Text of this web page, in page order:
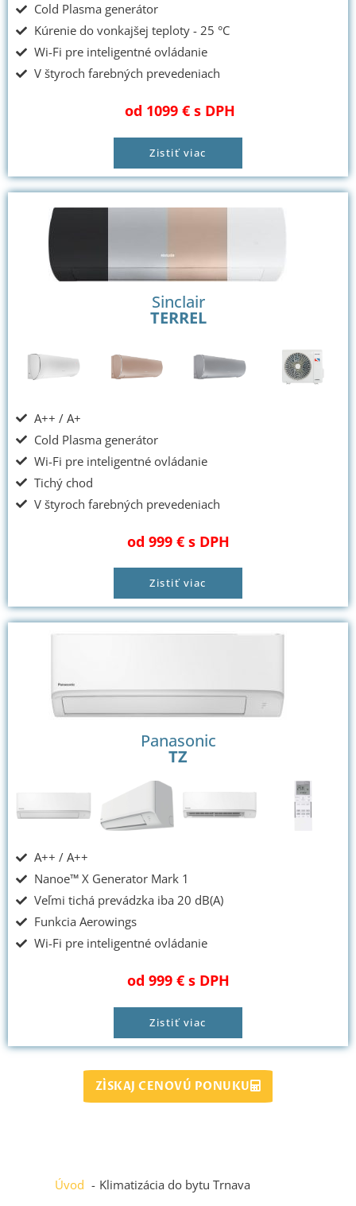
Cold Plasma generátor
Kúrenie do vonkajšej teploty - 25 °C
Wi-Fi pre inteligentné ovládanie
V štyroch farebných prevedeniach
od 1099 € s DPH
Zistiť viac
Sinclair
TERREL
A++ / A+
Cold Plasma generátor
Wi-Fi pre inteligentné ovládanie
Tichý chod
V štyroch farebných prevedeniach
od 999 € s DPH
Zistiť viac
Panasonic
TZ
A++ / A++
Nanoe™ X Generator Mark 1
Veľmi tichá prevádzka iba 20 dB(A)
Funkcia Aerowings
Wi-Fi pre inteligentné ovládanie
od 999 € s DPH
Zistiť viac
ZÍSKAJ CENOVÚ PONUKU
Úvod Klimatizácia do bytu Trnava